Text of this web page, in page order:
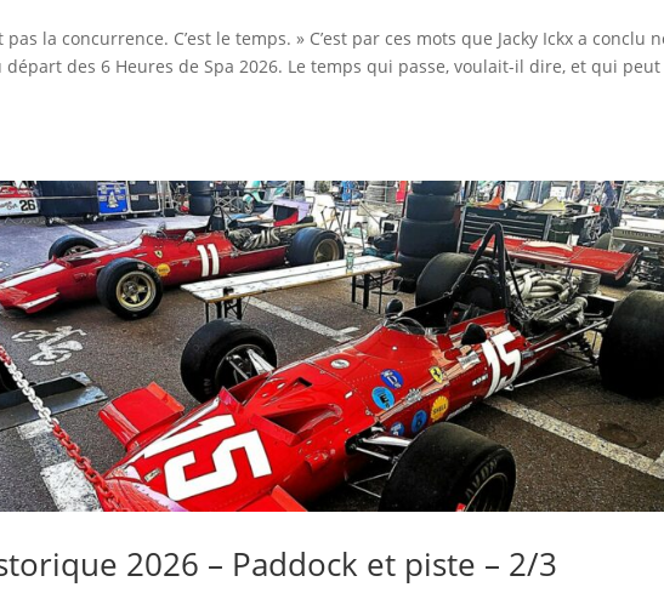
la concurrence. C’est le temps. » C’est par ces mots que Jacky Ickx a conclu
des 6 Heures de Spa 2026. Le temps qui passe, voulait-il dire, et qui peut
2026 – Paddock et piste – 2/3